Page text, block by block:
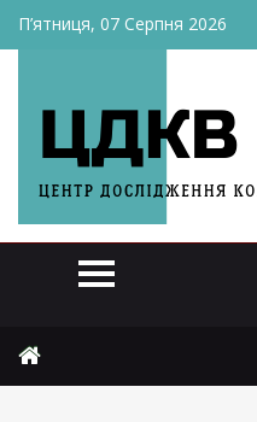
П’ятниця, 07 Серпня 2026
Аналитический обзор